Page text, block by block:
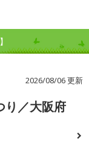
2026/08/06 更新
り／大阪府